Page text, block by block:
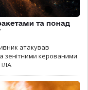
та понад
атакував
зенітними керованими